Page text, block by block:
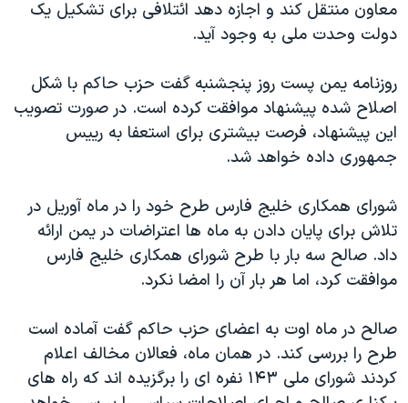
اسرائیل در جنگ
همایش محافظه‌کاران آمریکا «سی‌پک»
صفحه‌های ویژه
سفر پرزیدنت ترامپ به چین
معاون منتقل کند و اجازه دهد ائتلافی برای تشکیل یک
دولت وحدت ملی به وجود آید.
روزنامه یمن پست روز پنجشنبه گفت حزب حاکم با شکل
اصلاح شده پیشنهاد موافقت کرده است. در صورت تصویب
این پیشنهاد، فرصت بیشتری برای استعفا به رییس
جمهوری داده خواهد شد.
شورای همکاری خلیج فارس طرح خود را در ماه آوریل در
تلاش برای پایان دادن به ماه ها اعتراضات در یمن ارائه
داد. صالح سه بار با طرح شورای همکاری خلیج فارس
موافقت کرد، اما هر بار آن را امضا نکرد.
صالح در ماه اوت به اعضای حزب حاکم گفت آماده است
طرح را بررسی کند. در همان ماه، فعالان مخالف اعلام
کردند شورای ملی ۱۴۳ نفره ای را برگزیده اند که راه های